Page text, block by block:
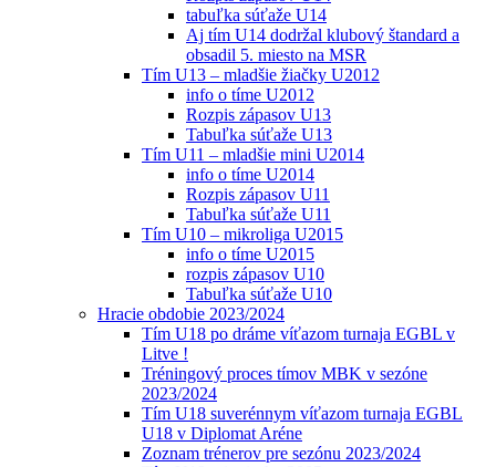
tabuľka súťaže U14
Aj tím U14 dodržal klubový štandard a
obsadil 5. miesto na MSR
Tím U13 – mladšie žiačky U2012
info o tíme U2012
Rozpis zápasov U13
Tabuľka súťaže U13
Tím U11 – mladšie mini U2014
info o tíme U2014
Rozpis zápasov U11
Tabuľka súťaže U11
Tím U10 – mikroliga U2015
info o tíme U2015
rozpis zápasov U10
Tabuľka súťaže U10
Hracie obdobie 2023/2024
Tím U18 po dráme víťazom turnaja EGBL v
Litve !
Tréningový proces tímov MBK v sezóne
2023/2024
Tím U18 suverénnym víťazom turnaja EGBL
U18 v Diplomat Aréne
Zoznam trénerov pre sezónu 2023/2024